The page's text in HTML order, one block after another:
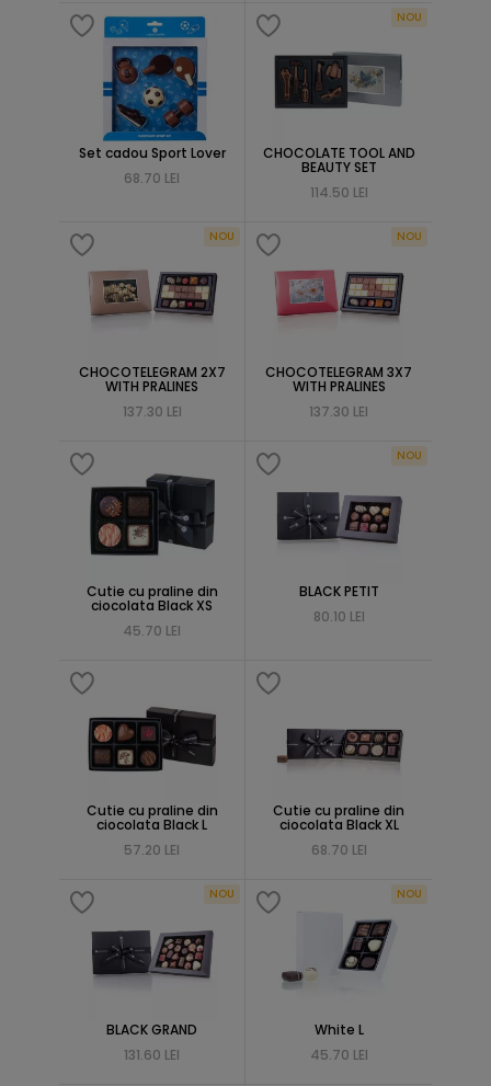
Set cadou Sport Lover
68.70 LEI
NOU
CHOCOLATE TOOL AND
BEAUTY SET
114.50 LEI
NOU
CHOCOTELEGRAM 2X7
WITH PRALINES
137.30 LEI
NOU
CHOCOTELEGRAM 3X7
WITH PRALINES
137.30 LEI
Cutie cu praline din
ciocolata Black XS
45.70 LEI
NOU
BLACK PETIT
80.10 LEI
Cutie cu praline din
ciocolata Black L
57.20 LEI
Cutie cu praline din
ciocolata Black XL
68.70 LEI
NOU
BLACK GRAND
131.60 LEI
NOU
White L
45.70 LEI